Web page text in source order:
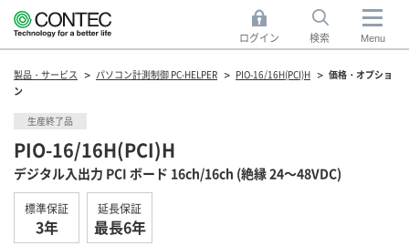
ログイン 検索 Menu
製品・サービス パソコン計測制御 PC-HELPER PIO-16/16H(PCI)H
価格・オプショ
ン
PIO-16/16H(PCI)H
デジタル入出力 PCI ボード 16ch/16ch (絶縁 24～48VDC)
生産終了品
標準保証
3年
延長保証
最長6年